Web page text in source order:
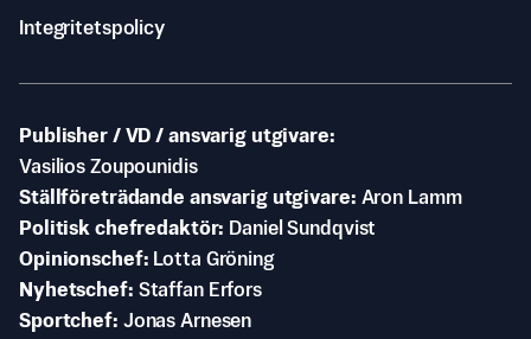
Integritetspolicy
Publisher / VD / ansvarig utgivare
Vasilios Zoupounidis
Ställföreträdande ansvarig utgivare Aron Lamm
Politisk chefredaktör
Daniel Sundqvist
Opinionschef
Lotta Gröning
Nyhetschef Staffan Erfors
Sportchef Jonas Arnesen